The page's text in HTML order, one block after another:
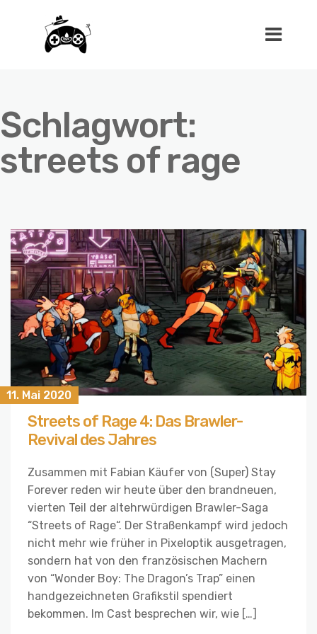
Schlagwort:
streets of rage
11. Mai 2020
Streets of Rage 4: Das Brawler-
Revival des Jahres
Zusammen mit Fabian Käufer von (Super) Stay
Forever reden wir heute über den brandneuen,
vierten Teil der altehrwürdigen Brawler-Saga
“Streets of Rage“. Der Straßenkampf wird jedoch
nicht mehr wie früher in Pixeloptik ausgetragen,
sondern hat von den französischen Machern
von “Wonder Boy: The Dragon’s Trap” einen
handgezeichneten Grafikstil spendiert
bekommen. Im Cast besprechen wir, wie […]